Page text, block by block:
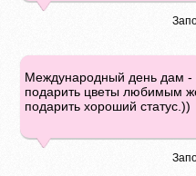
Международный день дам -
подарить цветы любимым
подарить хороший статус.))